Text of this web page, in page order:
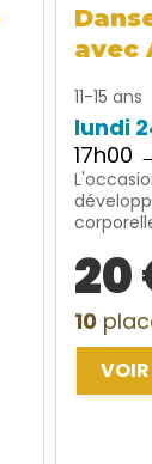
avec
11-15 ans
lundi
17h00
20
10
VOIR